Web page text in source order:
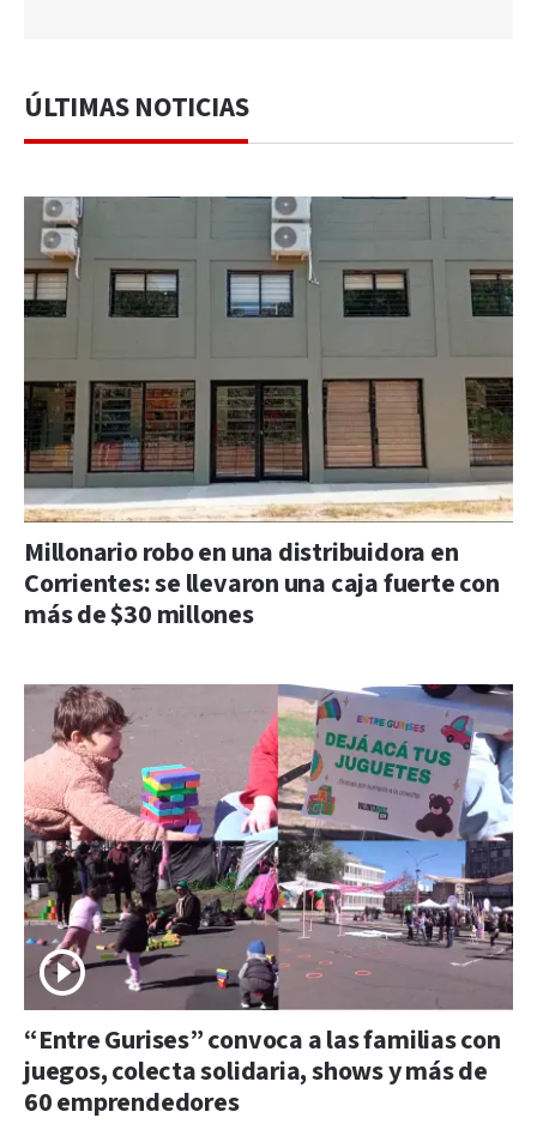
ÚLTIMAS NOTICIAS
Millonario robo en una distribuidora en
Corrientes: se llevaron una caja fuerte con
más de $30 millones
“Entre Gurises” convoca a las familias con
juegos, colecta solidaria, shows y más de
60 emprendedores